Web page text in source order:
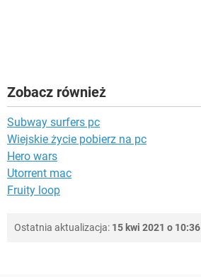
Zobacz również
Subway surfers pc
Wiejskie życie pobierz na pc
Hero wars
Utorrent mac
Fruity loop
Ostatnia aktualizacja: 15 kwi 2021 o 10:36